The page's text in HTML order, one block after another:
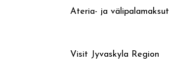
Ateria- ja välipalamaksut
Visit Jyvaskyla Region